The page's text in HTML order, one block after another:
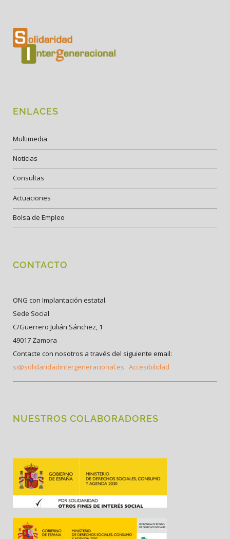
ENLACES
Multimedia
Noticias
Consultas
Actuaciones
Bolsa de Empleo
CONTACTO
ONG con Implantación estatal.
Sede Social
C/Guerrero Julián Sánchez, 1
49017 Zamora
Contacte con nosotros a través del siguiente email:
si@solidaridadintergeneracional.es Accesibilidad
NUESTROS COLABORADORES